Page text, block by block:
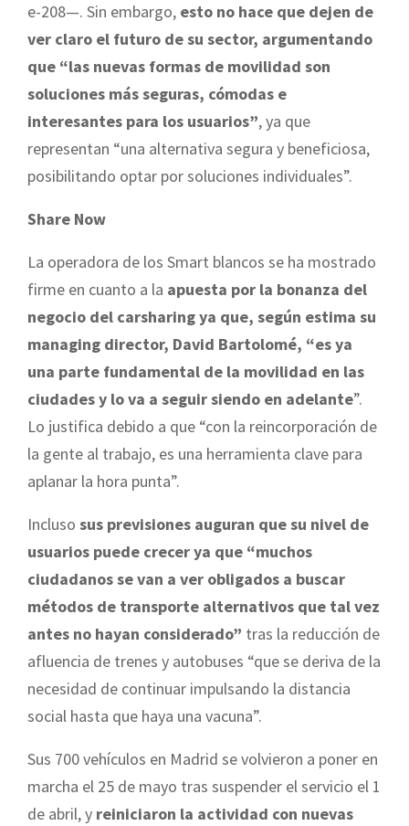
e-208—. Sin embargo, esto no hace que dejen de
ver claro el futuro de su sector, argumentando
que “las nuevas formas de movilidad son
soluciones más seguras, cómodas e
interesantes para los usuarios”, ya que
representan “una alternativa segura y beneficiosa,
posibilitando optar por soluciones individuales”.
Share Now
La operadora de los Smart blancos se ha mostrado
firme en cuanto a la apuesta por la bonanza del
negocio del carsharing ya que, según estima su
managing director, David Bartolomé, “es ya
una parte fundamental de la movilidad en las
ciudades y lo va a seguir siendo en adelante”.
Lo justifica debido a que “con la reincorporación de
la gente al trabajo, es una herramienta clave para
aplanar la hora punta”.
Incluso sus previsiones auguran que su nivel de
usuarios puede crecer ya que “muchos
ciudadanos se van a ver obligados a buscar
métodos de transporte alternativos que tal vez
antes no hayan considerado” tras la reducción de
afluencia de trenes y autobuses “que se deriva de la
necesidad de continuar impulsando la distancia
social hasta que haya una vacuna”.
Sus 700 vehículos en Madrid se volvieron a poner en
marcha el 25 de mayo tras suspender el servicio el 1
de abril, y reiniciaron la actividad con nuevas